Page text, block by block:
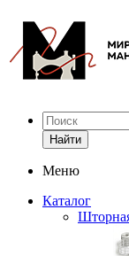
Найти
Меню
Каталог